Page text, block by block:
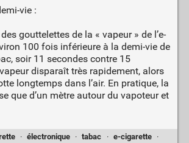
vie :
gouttelettes de la « vapeur » de l’e-
100 fois inférieure à la demi-vie de
soir 11 secondes contre 15
disparaît très rapidement, alors
longtemps dans l’air. En pratique, la
que d’un mètre autour du vapoteur et
· électronique · tabac · e-cigarette
·